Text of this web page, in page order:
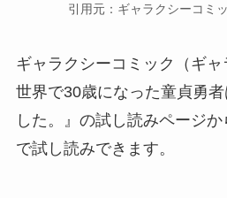
引用元：ギャラクシーコミ
ギャラクシーコミック（ギ
世界で30歳になった童貞勇
した。』の試し読みページ
で試し読みできます。